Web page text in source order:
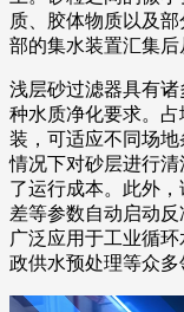
质、胶体物质以及
部的集水装置汇集后
浅层砂过滤器具有诸
种水质净化要求。
装，可适应不同场
情况下对砂层进行
了运行成本。此外
差等参数自动启动
广泛应用于工业循
政供水预处理等众多